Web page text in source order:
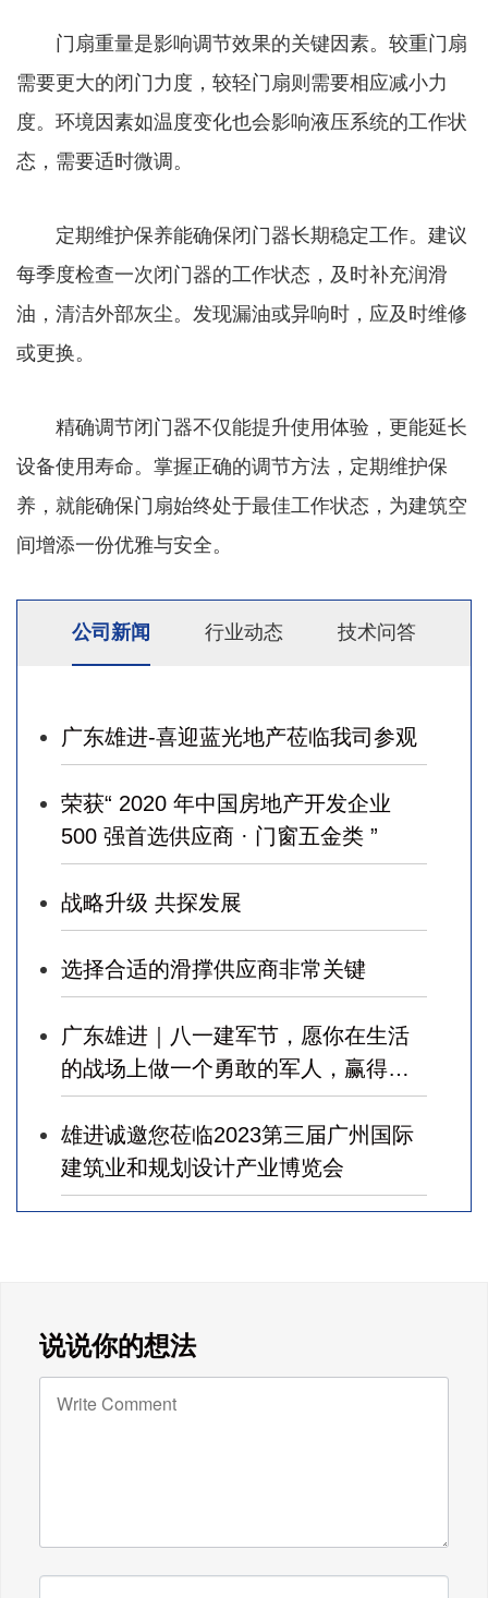
门扇重量是影响调节效果的关键因素。较重门扇
需要更大的闭门力度，较轻门扇则需要相应减小力
度。环境因素如温度变化也会影响液压系统的工作状
态，需要适时微调。
定期维护保养能确保闭门器长期稳定工作。建议
每季度检查一次闭门器的工作状态，及时补充润滑
油，清洁外部灰尘。发现漏油或异响时，应及时维修
或更换。
精确调节闭门器不仅能提升使用体验，更能延长
设备使用寿命。掌握正确的调节方法，定期维护保
养，就能确保门扇始终处于最佳工作状态，为建筑空
间增添一份优雅与安全。
公司新闻 行业动态 技术问答
广东雄进-喜迎蓝光地产莅临我司参观
荣获“ 2020 年中国房地产开发企业
500 强首选供应商 · 门窗五金类 ”
战略升级 共探发展
选择合适的滑撑供应商非常关键
广东雄进｜八一建军节，愿你在生活
的战场上做一个勇敢的军人，赢得幸
福！
雄进诚邀您莅临2023第三届广州国际
建筑业和规划设计产业博览会
广东雄进｜教师节到了，祝节日健康
快乐!天下老师们身体健康!
说说你的想法